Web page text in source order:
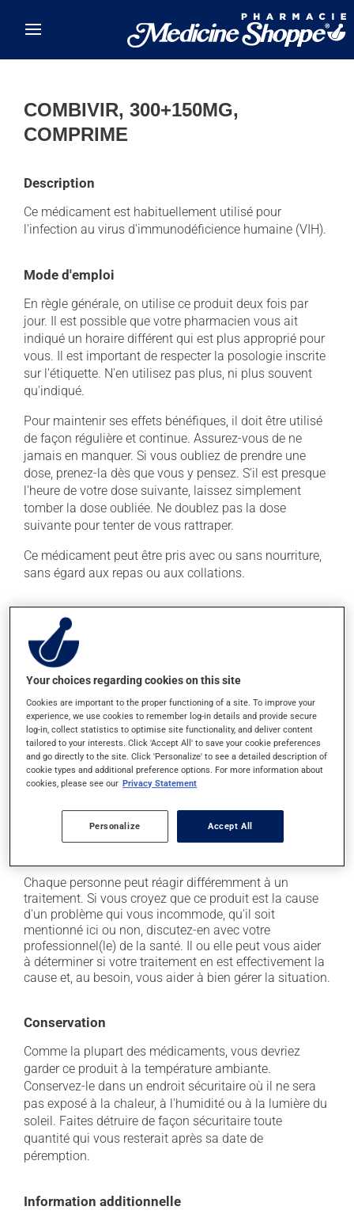
COMBIVIR, 300+150MG,
COMPRIME
Description
Ce médicament est habituellement utilisé pour
l'infection au virus d'immunodéficience humaine (VIH).
Mode d'emploi
En règle générale, on utilise ce produit deux fois par
jour. Il est possible que votre pharmacien vous ait
indiqué un horaire différent qui est plus approprié pour
vous. Il est important de respecter la posologie inscrite
sur l'étiquette. N'en utilisez pas plus, ni plus souvent
qu'indiqué.
Pour maintenir ses effets bénéfiques, il doit être utilisé
de façon régulière et continue. Assurez-vous de ne
jamais en manquer. Si vous oubliez de prendre une
dose, prenez-la dès que vous y pensez. S'il est presque
l'heure de votre dose suivante, laissez simplement
tomber la dose oubliée. Ne doublez pas la dose
suivante pour tenter de vous rattraper.
Ce médicament peut être pris avec ou sans nourriture,
sans égard aux repas ou aux collations.
Effets indésirables
En plus de ses effets recherchés, ce produit peut à
l'occasion entraîner certains effets indésirables (effets
secondaires), notamment :
il peut causer des maux de tête;
il peut causer de la diarrhée;
il peut causer une fatigue inhabituelle;
il peut entraîner une sensation de malaise;
vomissements;
il peut causer engourdissement, picotement et
Chaque personne peut réagir différemment à un
traitement. Si vous croyez que ce produit est la cause
d'un problème qui vous incommode, qu'il soit
mentionné ici ou non, discutez-en avec votre
professionnel(le) de la santé. Il ou elle peut vous aider
à déterminer si votre traitement en est effectivement la
cause et, au besoin, vous aider à bien gérer la situation.
Conservation
Comme la plupart des médicaments, vous devriez
garder ce produit à la température ambiante.
Conservez-le dans un endroit sécuritaire où il ne sera
pas exposé à la chaleur, à l'humidité ou à la lumière du
soleil. Faites détruire de façon sécuritaire toute
quantité qui vous resterait après sa date de
péremption.
Information additionnelle
Your choices regarding cookies on this site
Cookies are important to the proper functioning of a site. To improve your
experience, we use cookies to remember log-in details and provide secure
log-in, collect statistics to optimise site functionality, and deliver content
tailored to your interests. Click 'Accept All' to save your cookie preferences
and go directly to the site. Click 'Personalize' to see a detailed description of
cookie types and additional preference options. For more information about
cookies, please see our Privacy Statement
Personalize Accept All